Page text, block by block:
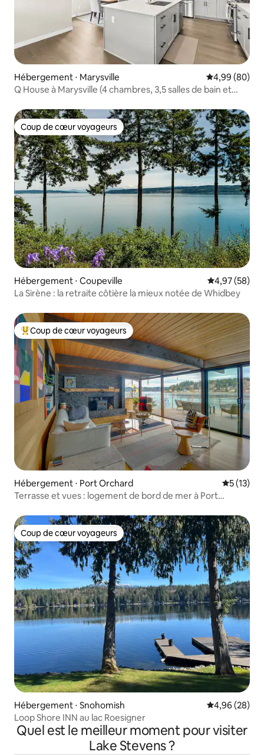
Hébergement ⋅ Marysville Évaluation
4,99 (80)
Q House à Marysville (4 chambres, 3,5 salles de bain et
Coup de cœur voyageurs
Coup de cœur voyageurs
Hébergement ⋅ Coupeville Évaluation
4,97 (58)
La Sirène : la retraite côtière la mieux notée de Whidbey
Coups de cœur voyageurs les plus appréciés
Coup de cœur voyageurs
Hébergement ⋅ Port Orchard
5 (13)
Terrasse et vues : logement de bord de mer à Port
Coup de cœur voyageurs
Coup de cœur voyageurs
Hébergement ⋅ Snohomish Évaluation
4,96 (28)
Loop Shore INN au lac Roesigner
Quel est le meilleur moment pour visiter
Lake Stevens ?